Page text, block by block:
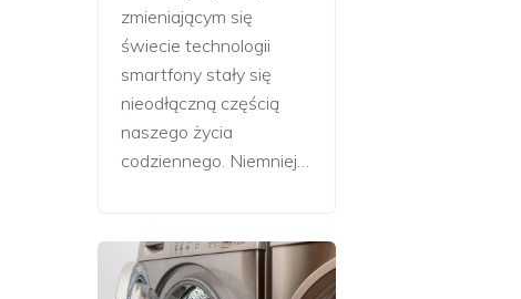
zmieniającym się
świecie technologii
smartfony stały się
nieodłączną częścią
naszego życia
codziennego. Niemniej…